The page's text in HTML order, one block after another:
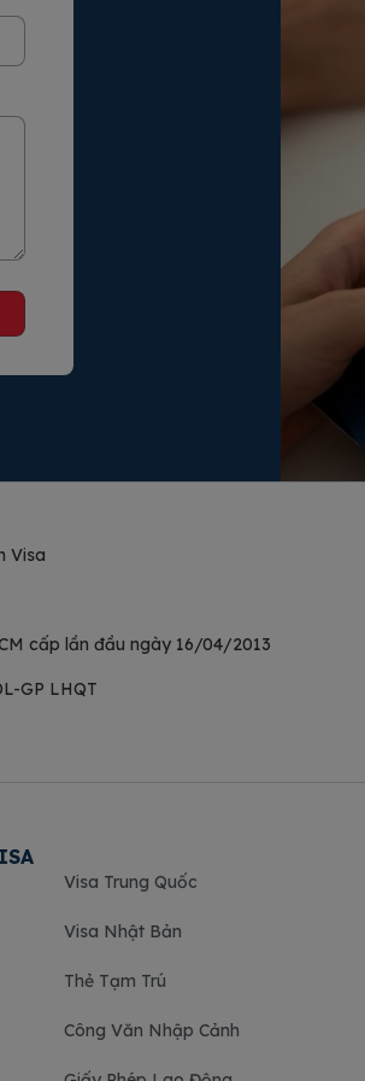
Visa
cấp lần đầu ngày 16/04/2013
GP LHQT
Visa Trung Quốc
Visa Nhật Bản
Thẻ Tạm Trú
Công Văn Nhập Cảnh